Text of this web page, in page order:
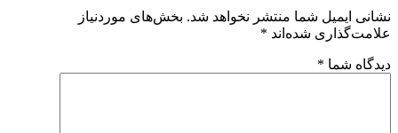
ایمیل شما منتشر نخواهد شد. بخش‌های موردنیاز
شده‌اند*
شما*